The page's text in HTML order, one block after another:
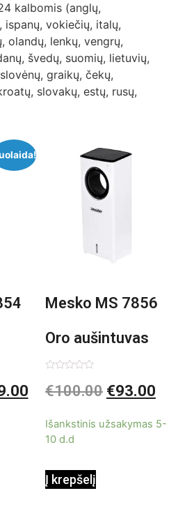
kalbomis (anglų,
ispanų, vokiečių, italų,
olandų, lenkų, vengrų,
švedų, suomių, lietuvių,
graikų, čekų,
slovakų, estų, rusų,
Mesko MS 7856
Oro aušintuvas
be ašmenų 3in1
0
iš
€100.00 €93.00
Išankstinis užsakymas 5-
10 d.d
Į krepšelį